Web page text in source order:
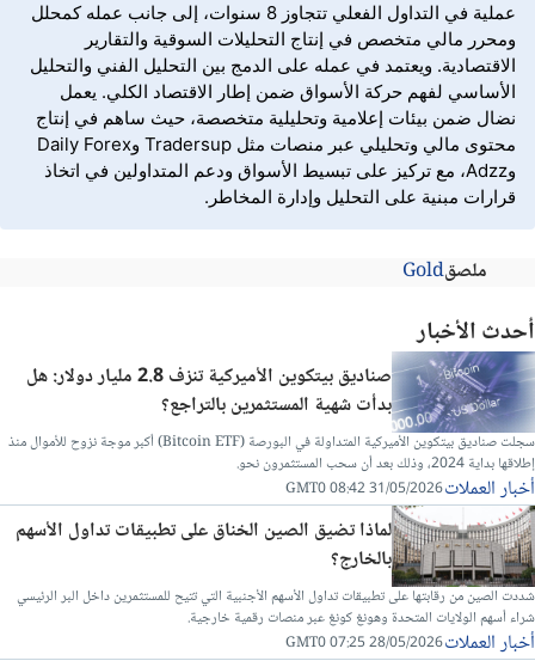
عملية في التداول الفعلي تتجاوز 8 سنوات، إلى جانب عمله كمحلل
ومحرر مالي متخصص في إنتاج التحليلات السوقية والتقارير
الاقتصادية. ويعتمد في عمله على الدمج بين التحليل الفني والتحليل
الأساسي لفهم حركة الأسواق ضمن إطار الاقتصاد الكلي. يعمل
نضال ضمن بيئات إعلامية وتحليلية متخصصة، حيث ساهم في إنتاج
محتوى مالي وتحليلي عبر منصات مثل Tradersup وDaily Forex
وAdzz، مع تركيز على تبسيط الأسواق ودعم المتداولين في اتخاذ
قرارات مبنية على التحليل وإدارة المخاطر.
ملصقGold
أحدث الأخبار
صناديق بيتكوين الأميركية تنزف 2.8 مليار دولار: هل
بدأت شهية المستثمرين بالتراجع؟
سجلت صناديق بيتكوين الأميركية المتداولة في البورصة (Bitcoin ETF) أكبر موجة نزوح للأموال منذ
إطلاقها بداية 2024، وذلك بعد أن سحب المستثمرون نحو.
أخبار العملات31/05/2026 08:42 GMT0
لماذا تضيق الصين الخناق على تطبيقات تداول الأسهم
بالخارج؟
شددت الصين من رقابتها على تطبيقات تداول الأسهم الأجنبية التي تتيح للمستثمرين داخل البر الرئيسي
شراء أسهم الولايات المتحدة وهونغ كونغ عبر منصات رقمية خارجية.
أخبار العملات28/05/2026 07:25 GMT0